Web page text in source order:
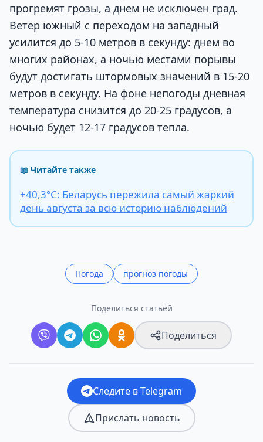
прогремят грозы, а днем не исключен град.
Ветер южный с переходом на западный
усилится до 5-10 метров в секунду: днем во
многих районах, а ночью местами порывы
будут достигать штормовых значений в 15-20
метров в секунду. На фоне непогоды дневная
температура снизится до 20-25 градусов, а
ночью будет 12-17 градусов тепла.
📖 Читайте также
+40,3°С: Беларусь пережила самый жаркий
день августа за всю историю наблюдений
Погода прогноз погоды
Поделиться статьёй
Поделиться
Следите в Telegram
Прислать новость